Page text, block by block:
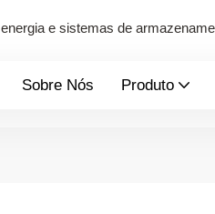
e sistemas de
Sobre Nós Produto